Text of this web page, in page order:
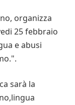
organizza
25 febbraio
e abusi
sarà la